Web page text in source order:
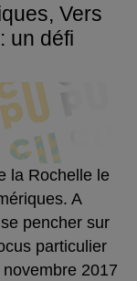
Vers
un défi
la Rochelle le
A
pencher sur
particulier
2017